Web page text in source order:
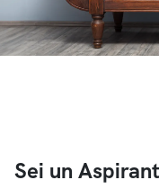
Sei un